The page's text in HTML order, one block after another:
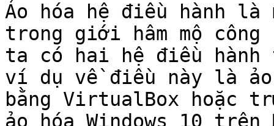
Ảo hóa hệ điều hành là
trong giới hâm mộ
ta có hai hệ điều hành
ví dụ về điều này là ảo
bằng VirtualBox hoặc
ảo hóa Windows 10 trên